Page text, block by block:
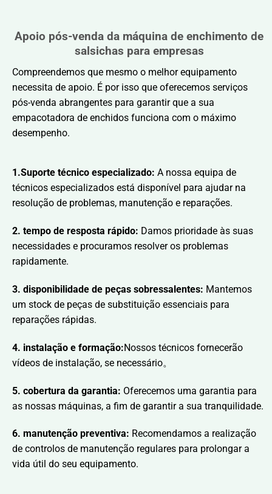
Apoio pós-venda da máquina de enchimento de
salsichas para empresas
Compreendemos que mesmo o melhor equipamento
necessita de apoio. É por isso que oferecemos serviços
pós-venda abrangentes para garantir que a sua
empacotadora de enchidos funciona com o máximo
desempenho.
1.Suporte técnico especializado: A nossa equipa de
técnicos especializados está disponível para ajudar na
resolução de problemas, manutenção e reparações.
2. tempo de resposta rápido: Damos prioridade às suas
necessidades e procuramos resolver os problemas
rapidamente.
3. disponibilidade de peças sobressalentes: Mantemos
um stock de peças de substituição essenciais para
reparações rápidas.
4. instalação e formação:Nossos técnicos fornecerão
vídeos de instalação, se necessário。
5. cobertura da garantia: Oferecemos uma garantia para
as nossas máquinas, a fim de garantir a sua tranquilidade.
6. manutenção preventiva: Recomendamos a realização
de controlos de manutenção regulares para prolongar a
vida útil do seu equipamento.